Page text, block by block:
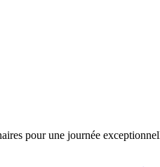
pour une journée